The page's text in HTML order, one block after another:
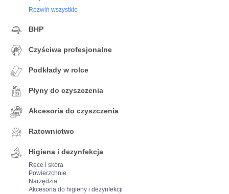
Rozwiń wszystkie
BHP
Czyściwa profesjonalne
Podkłady w rolce
Płyny do czyszczenia
Akcesoria do czyszczenia
Ratownictwo
Higiena i dezynfekcja
Ręce i skóra
Powierzchnie
Narzędzia
Akcesoria do higieny i dezynfekcji